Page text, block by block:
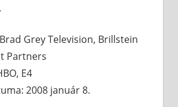
Grey Television, Brillstein
Partners
E4
2008 január 8.